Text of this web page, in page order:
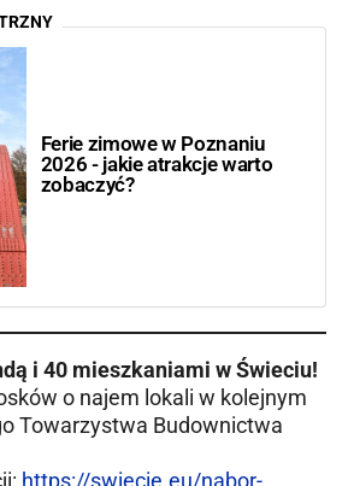
Ferie zimowe w Poznaniu
2026 - jakie atrakcje warto
zobaczyć?
i 40 mieszkaniami w Świeciu!
o najem lokali w kolejnym
Towarzystwa Budownictwa
https://swiecie.eu/nabor-